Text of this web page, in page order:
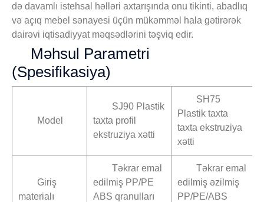
də davamlı istehsal həlləri axtarışında onu tikinti, abadlıq
və açıq mebel sənayesi üçün mükəmməl hala gətirərək
dairəvi iqtisadiyyat məqsədlərini təşviq edir.
Məhsul Parametri
(Spesifikasiya)
Model
SJ90 Plastik
taxta profil
ekstruziya xətti
SH75
Plastik taxta
taxta ekstruziya
xətti
Giriş
materialı
Təkrar emal
edilmiş PP/PE
ABS qranulları
Təkrar emal
edilmiş əzilmiş
PP/PE/ABS